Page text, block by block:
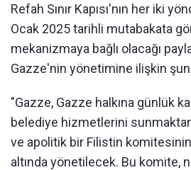
Refah Sınır Kapısı'nın her iki
Ocak 2025 tarihli mutabakata
mekanizmaya bağlı olacağı
Gazze'nin yönetimine ilişkin
"Gazze, Gazze halkına günlük
belediye hizmetlerini
ve apolitik bir Filistin
altında yönetilecek. Bu komite,